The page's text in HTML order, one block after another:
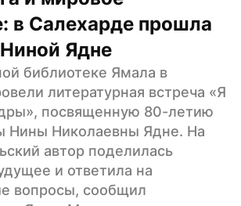
в Салехарде прошла
Ядне
библиотеке Ямала в
литературная встреча «Я
посвященную 80-летию
Нины Николаевны Ядне. На
автор поделилась
и ответила на
вопросы, сообщил